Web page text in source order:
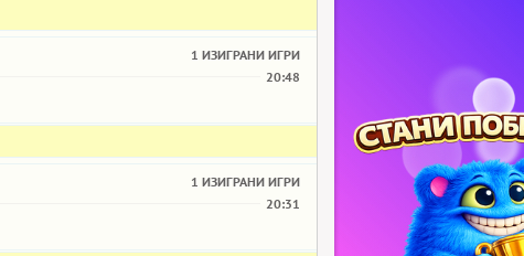
1 ИЗИГРАНИ ИГРИ
20:48
1 ИЗИГРАНИ ИГРИ
20:31